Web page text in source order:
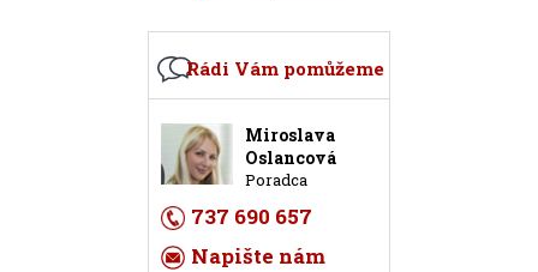
Rádi Vám pomůžeme
Miroslava
Oslancová
Poradca
737 690 657
Napište nám